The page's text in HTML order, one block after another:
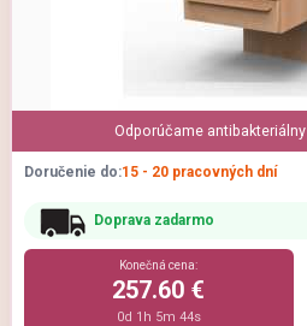
Odporúčame antibakteriálny
Doručenie do:15 - 20 pracovných dní
Doprava zadarmo
Konečná cena:
257.60 €
0d 1h 5m 44s